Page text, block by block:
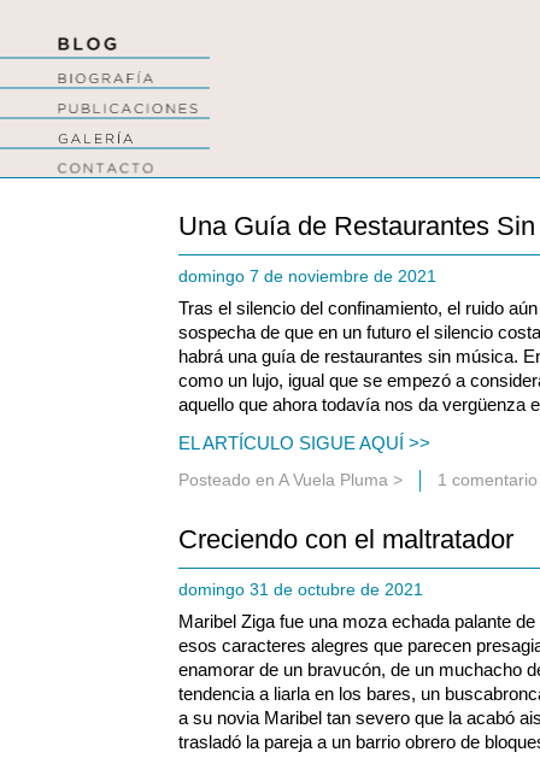
Una Guía de Restaurantes
domingo 7 de noviembre de 2021
Tras el silencio del confinamiento, el ruido
sospecha de que en un futuro el silencio
habrá una guía de restaurantes sin música.
como un lujo, igual que se empezó a
aquello que ahora todavía nos da vergüenza
EL ARTÍCULO SIGUE AQUÍ >>
Posteado en A Vuela Pluma > 1
Creciendo con el maltratador
domingo 31 de octubre de 2021
Maribel Ziga fue una moza echada palante
esos caracteres alegres que parecen
enamorar de un bravucón, de un muchacho
tendencia a liarla en los bares, un
a su novia Maribel tan severo que la acabó
trasladó la pareja a un barrio obrero de